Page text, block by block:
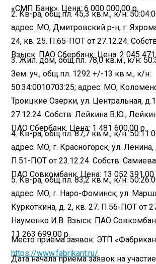
«СМП Банк». Цена: 6 000 000,00 р.
2. Кв-ра, общ.пл. 45,3 кв.м., к/н:
адрес: МО, Дмитровский р-н, г.
24, кв. 25. П.65-ПОТ от 27.12.24.
Взыск: ПАО Сбербанк. Цена: 2 045
3. Жил. дом, общ.пл. 78,0 кв.м., к/н:
Зем. уч., общ.пл. 1292 +/-13 кв.м., к/н:
50:34:0010703:25; адрес: МО,
Троицкие Озерки, ул. Центральная,
27.12.24. Собств: Лейкина В.Ю.,
ПАО Сбербанк. Цена: 1 481 600,00 р.
4. Кв-ра, общ.пл. 87,7 кв.м., к/н:
адрес: МО, г. Красногорск, ул. Ленина,
П.51-ПОТ от 23.12.24. Собств:
ПАО Совкомбанк. Цена: 13 052 391,00
5. Кв-ра, общ.пл. 83,2 кв.м., к/н:
адрес: МО, г. Наро-Фоминск, ул.
Куркоткина, д. 2, кв. 27. П.56-ПОТ от
Науменко И.В. Взыск: ПАО
11 263 699,00 р.
Место приема заявок: ЭТП
https://www.fabrikant.ru/.
Дата начала приема заявок на